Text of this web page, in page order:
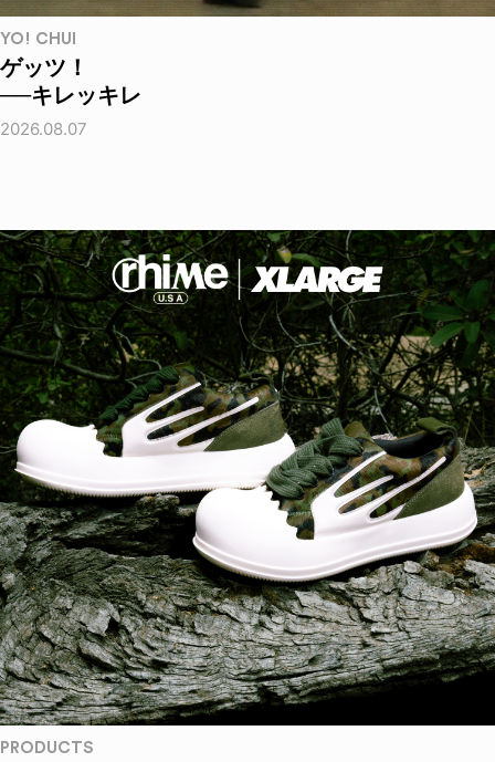
YO! CHUI
ゲッツ！
──キレッキレ
2026.08.07
PRODUCTS